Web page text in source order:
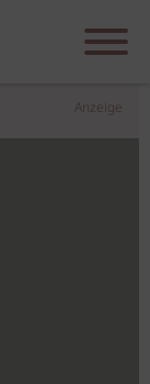
Anzeige